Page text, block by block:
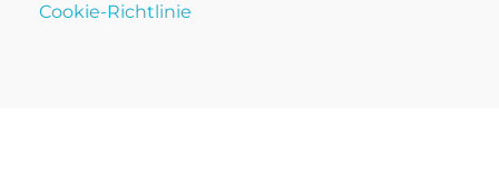
Cookie-Richtlinie